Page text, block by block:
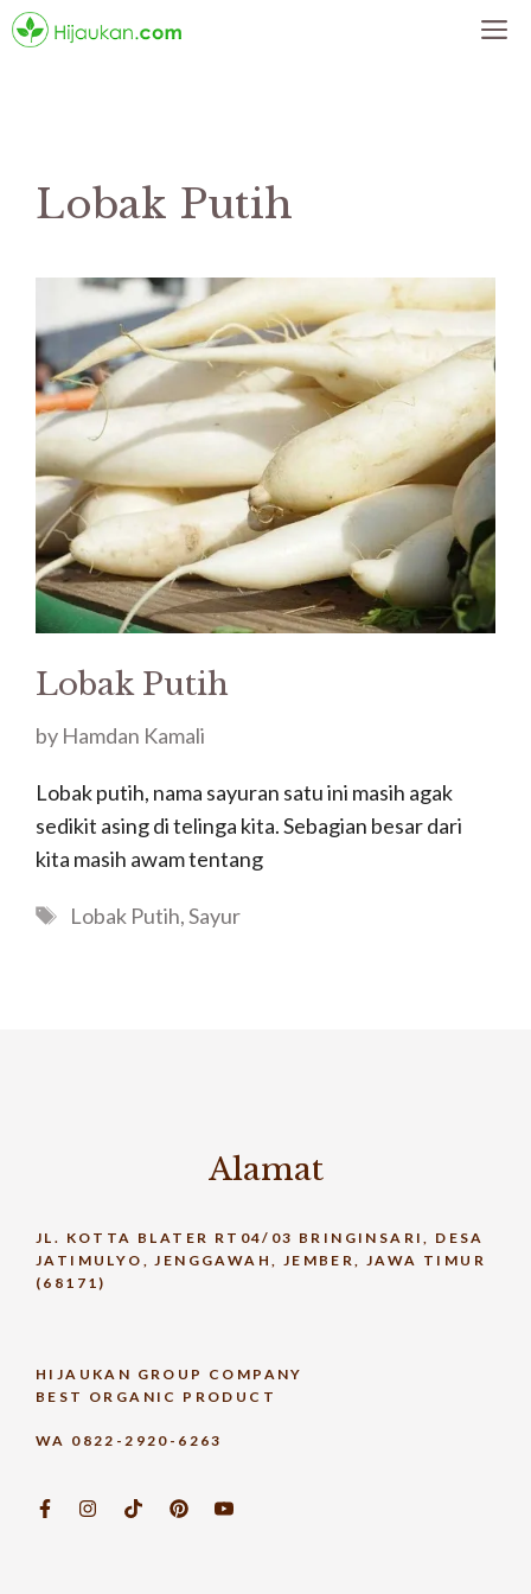
Skip
to
Lobak Putih
Lobak Putih
by Hamdan Kamali
Lobak putih, nama sayuran satu ini masih agak
sedikit asing di telinga kita. Sebagian besar dari
kita masih awam tentang
Tags
Lobak Putih,Sayur
Alamat
JL. KOTTA BLATER RT04/03 BRINGINSARI, DESA
JATIMULYO, JENGGAWAH, JEMBER, JAWA TIMUR
(68171)
HIJAUKAN GROUP COMPANY
BEST ORGANIC PRODUCT
WA 0822-2920-6263